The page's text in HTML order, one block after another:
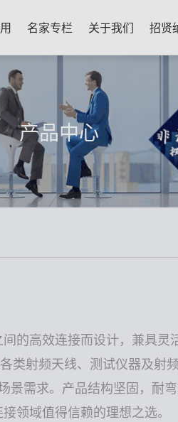
名家专栏 关于我们 招贤
产品中心
高效连接而设计，兼具灵
射频天线、测试仪器及
需求。产品结构坚固，耐
领域值得信赖的理想之选。